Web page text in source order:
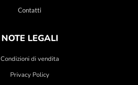
Contatti
NOTE LEGALI
Condizioni di vendita
Privacy Policy